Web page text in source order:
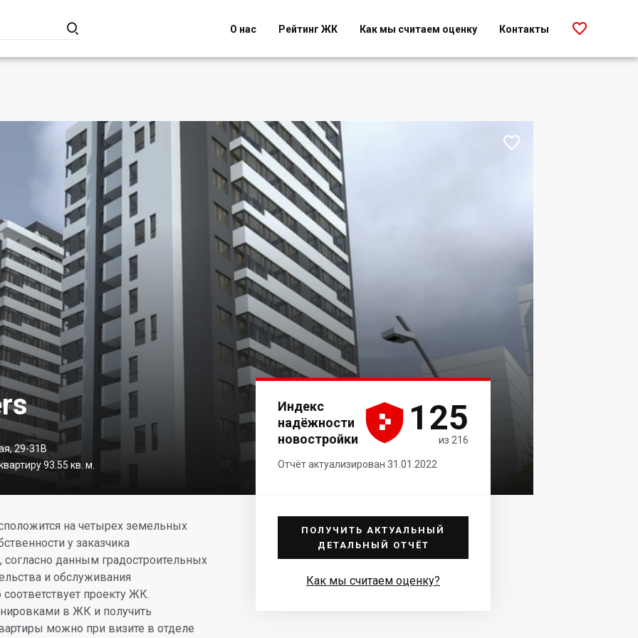
 О нас Рейтинг ЖК Как мы считаем оценку Контакты 
29-31В
93.55 кв. м.

на четырех земельных
у заказчика
согласно данным градостроительных
и обслуживания
проекту ЖК.
в ЖК и получить
можно при визите в отделе
Индекс
надёжности
новостройки 



125
из 216
Отчёт актуализирован 31.01.2022
ПОЛУЧИТЬ АКТУАЛЬНЫЙ
ДЕТАЛЬНЫЙ ОТЧЁТ
Как мы считаем оценку?